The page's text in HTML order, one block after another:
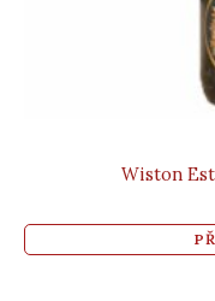
Wiston